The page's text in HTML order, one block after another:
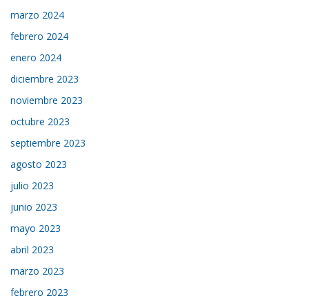
marzo 2024
febrero 2024
enero 2024
diciembre 2023
noviembre 2023
octubre 2023
septiembre 2023
agosto 2023
julio 2023
junio 2023
mayo 2023
abril 2023
marzo 2023
febrero 2023